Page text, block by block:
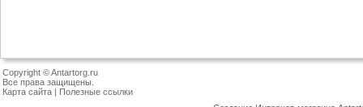
Copyright © Antartorg.ru
Все права защищены.
Карта сайта | Полезные ссылки